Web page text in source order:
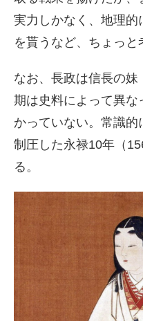
実力しかなく、地理
を貰うなど、ちょっと
なお、長政は信長の
期は史料によって異
かっていない。常識
制圧した永禄10年（
る。